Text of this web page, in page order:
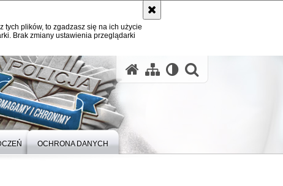
tych plików, to zgadzasz się na ich użycie
Brak zmiany ustawienia przeglądarki
OCHRONA DANYCH